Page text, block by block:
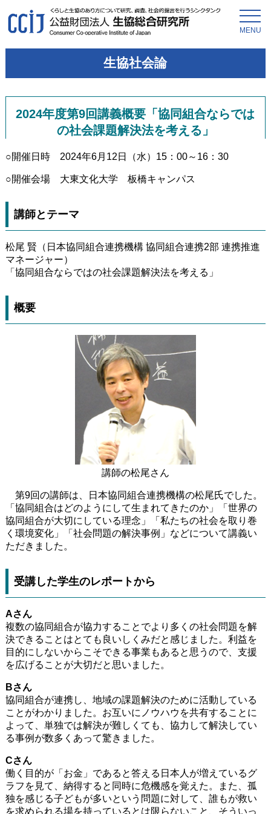
MENU
生協社会論
2024年度第9回講義概要「協同組合ならでは
の社会課題解決法を考える」
○開催日時 2024年6月12日（水）15：00～16：30
○開催会場 大東文化大学 板橋キャンパス
講師とテーマ
松尾 賢（日本協同組合連携機構 協同組合連携2部 連携推進
マネージャー）
「協同組合ならではの社会課題解決法を考える」
概要
講師の松尾さん
第9回の講師は、日本協同組合連携機構の松尾氏でした。
「協同組合はどのようにして生まれてきたのか」「世界の
協同組合が大切にしている理念」「私たちの社会を取り巻
く環境変化」「社会問題の解決事例」などについて講義い
ただきました。
受講した学生のレポートから
Aさん
複数の協同組合が協力することでより多くの社会問題を解
決できることはとても良いしくみだと感じました。利益を
目的にしないからこそできる事業もあると思うので、支援
を広げることが大切だと思いました。
Bさん
協同組合が連携し、地域の課題解決のために活動している
ことがわかりました。お互いにノウハウを共有することに
よって、単独では解決が難しくても、協力して解決してい
る事例が数多くあって驚きました。
Cさん
働く目的が「お金」であると答える日本人が増えているグ
ラフを見て、納得すると同時に危機感を覚えた。また、孤
独を感じる子どもが多いという問題に対して、誰もが救い
を求められる場を持っているとは限らないこと、そういっ